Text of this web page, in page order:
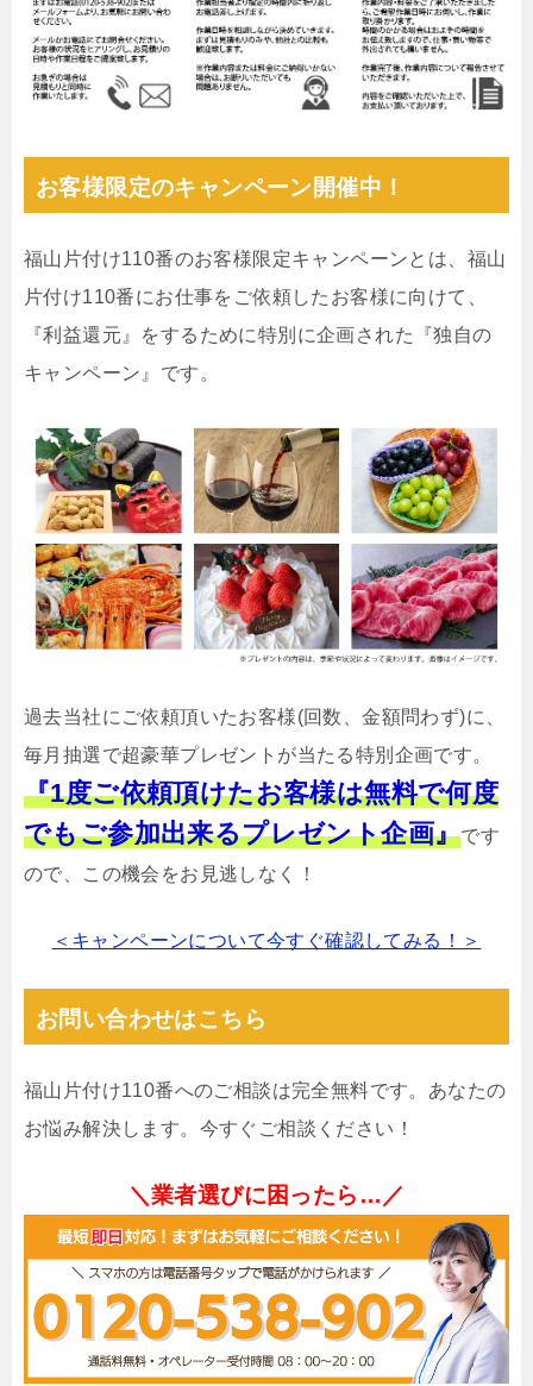
お客様限定のキャンペーン開催中！
福山片付け110番のお客様限定キャンペーンとは、福山
片付け110番にお仕事をご依頼したお客様に向けて、
『利益還元』をするために特別に企画された『独自の
キャンペーン』です。
過去当社にご依頼頂いたお客様(回数、金額問わず)に、
毎月抽選で超豪華プレゼントが当たる特別企画です。
『1度ご依頼頂けたお客様は無料で何度
でもご参加出来るプレゼント企画』です
ので、この機会をお見逃しなく！
＜キャンペーンについて今すぐ確認してみる！＞
お問い合わせはこちら
福山片付け110番へのご相談は完全無料です。あなたの
お悩み解決します。今すぐご相談ください！
＼業者選びに困ったら…／